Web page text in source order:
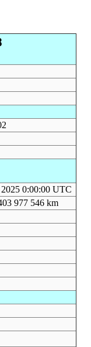
0:00:00 UTC
977 546 km